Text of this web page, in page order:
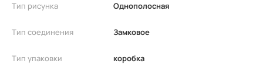
Тип рисунка Однополосная
Тип соединения Замковое
Тип упаковки коробка